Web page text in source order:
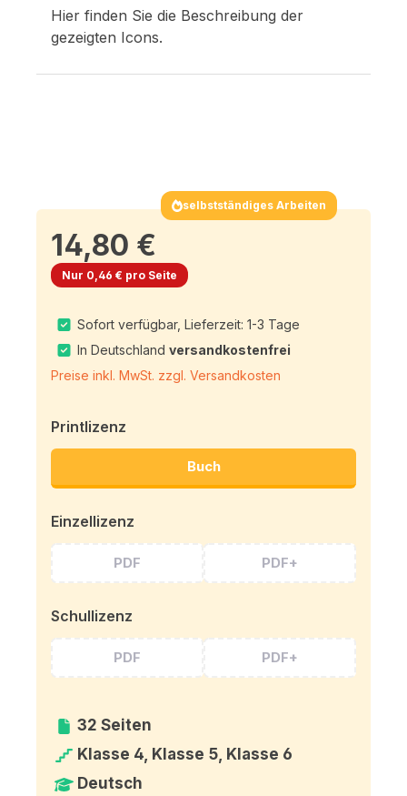
Hier finden Sie die Beschreibung der
gezeigten Icons.
selbstständiges Arbeiten
14,80 €
Nur 0,46 € pro Seite
Sofort verfügbar, Lieferzeit: 1-3 Tage
In Deutschlandversandkostenfrei
Preise inkl. MwSt. zzgl. Versandkosten
Printlizenz
Buch
Einzellizenz
PDF PDF+
Schullizenz
PDF PDF+
32 Seiten
Klasse 4, Klasse 5, Klasse 6
Deutsch